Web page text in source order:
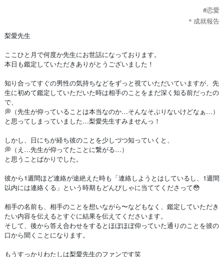
#恋愛
＊成就報告
梨愛先生
ここひと月で何度か先生にお世話になっております。
本日も鑑定していただきありがとうございました！
知り合ってすぐの男性の気持ちなどをずっと視ていただいていますが、先
生に初めて鑑定していただいた時は相手のことをまだ深く知る前だったの
で、
💭（先生が仰っていることは本当なのか…そんなそぶりないけどなぁ…）
と思ってしまっていました…梨愛先生すみませんっ！
しかし、日にちが経ち彼のことを少しづつ知っていくと、
💭（え…先生が仰ってたことに繋がる…）
と思うことばかりでした。
彼から1週間ほど連絡が途絶えた時も「連絡しようとはしているし、1週間
以内には連絡くる」という時期もどんぴしゃに当ててくださって😳
相手の名前も、相手のことを想いながら〜などもなく、鑑定していただき
たい内容を伝えるとすぐに結果を伝えてくださいます。
そして、後から答え合わせをするとほぼほぼ仰っていた通りのことを彼の
口から聞くことになります。
もうすっかりわたしは梨愛先生のファンです笑